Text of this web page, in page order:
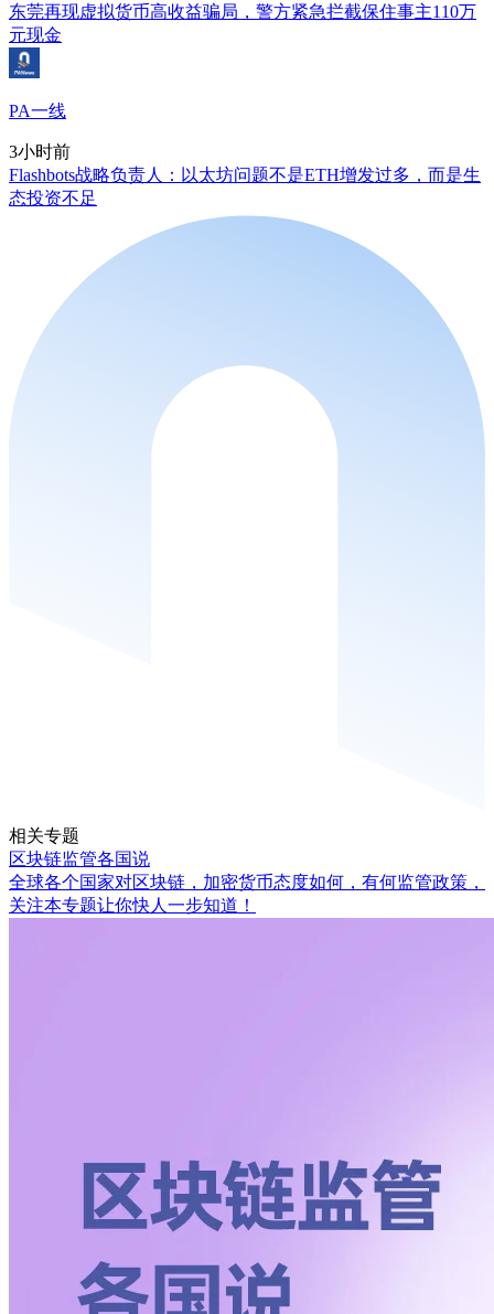
东莞再现虚拟货币高收益骗局，警方紧急拦截保住事主110万
元现金
PA一线
3小时前
Flashbots战略负责人：以太坊问题不是ETH增发过多，而是生
态投资不足
相关专题
区块链监管各国说
全球各个国家对区块链，加密货币态度如何，有何监管政策，
关注本专题让你快人一步知道！